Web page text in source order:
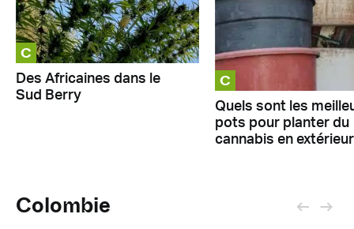
C
Des Africaines dans le
Sud Berry
C
Quels sont les
pots pour planter du
cannabis en
Colombie